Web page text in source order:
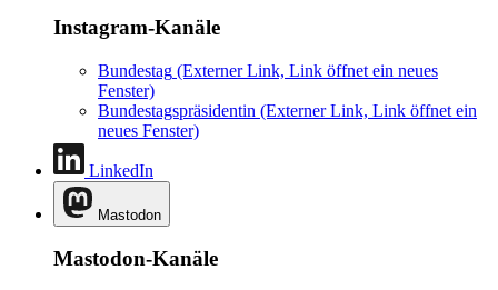
Instagram-Kanäle
Bundestag (Externer Link, Link öffnet ein neues
Fenster)
Bundestagspräsidentin (Externer Link, Link öffnet ein
neues Fenster)
LinkedIn
Mastodon
Mastodon-Kanäle